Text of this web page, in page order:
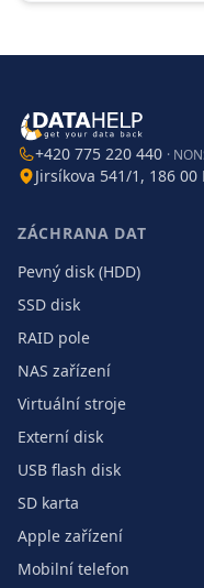
+420 775 220 440 ·
Jirsíkova 541/1, 186
ZÁCHRANA DAT
Pevný disk (HDD)
SSD disk
RAID pole
NAS zařízení
Virtuální stroje
Externí disk
USB flash disk
SD karta
Apple zařízení
Mobilní telefon